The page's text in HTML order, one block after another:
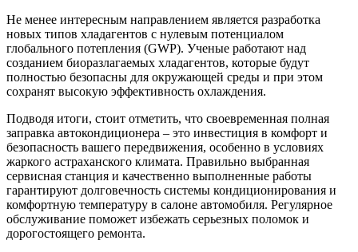
Не менее интересным направлением является разработка
новых типов хладагентов с нулевым потенциалом
глобального потепления (GWP). Ученые работают над
созданием биоразлагаемых хладагентов, которые будут
полностью безопасны для окружающей среды и при этом
сохранят высокую эффективность охлаждения.
Подводя итоги, стоит отметить, что своевременная полная
заправка автокондиционера – это инвестиция в комфорт и
безопасность вашего передвижения, особенно в условиях
жаркого астраханского климата. Правильно выбранная
сервисная станция и качественно выполненные работы
гарантируют долговечность системы кондиционирования и
комфортную температуру в салоне автомобиля. Регулярное
обслуживание поможет избежать серьезных поломок и
дорогостоящего ремонта.